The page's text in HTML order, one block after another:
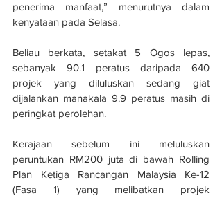
penerima manfaat,” menurutnya dalam
kenyataan pada Selasa.
Beliau berkata, setakat 5 Ogos lepas,
sebanyak 90.1 peratus daripada 640
projek yang diluluskan sedang giat
dijalankan manakala 9.9 peratus masih di
peringkat perolehan.
Kerajaan sebelum ini meluluskan
peruntukan RM200 juta di bawah Rolling
Plan Ketiga Rancangan Malaysia Ke-12
(Fasa 1) yang melibatkan projek